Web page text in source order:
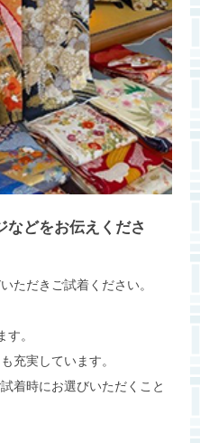
などをお伝えくださ
ただきご試着ください。
。
充実しています。
着時にお選びいただくこと